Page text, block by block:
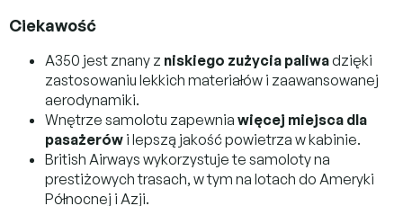
Ciekawość
A350 jest znany z niskiego zużycia paliwadzięki
zastosowaniu lekkich materiałów i zaawansowanej
aerodynamiki.
Wnętrze samolotu zapewnia więcej miejsca dla
pasażerów i lepszą jakość powietrza w kabinie.
British Airways wykorzystuje te samoloty na
prestiżowych trasach, w tym na lotach do Ameryki
Północnej i Azji.